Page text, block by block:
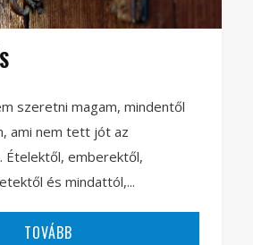
szeretni magam, mindentől
ami nem tett jót az
Ételektől, emberektől,
és mindattól,...
TOVÁBB